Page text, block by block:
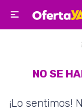

NO SE
¡Lo sentimos!